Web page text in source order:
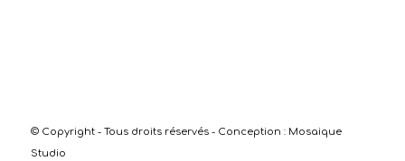
© Copyright - Tous droits réservés - Conception : Mosaique
Studio